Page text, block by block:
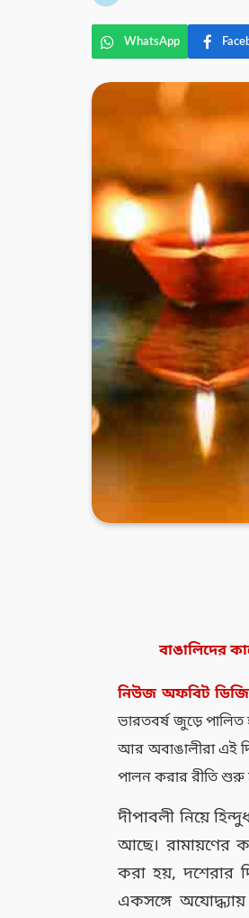
WhatsApp
বাঙালিদের
নিউজ অফবিট
ভারতবর্ষ জুড়ে
আর অবাঙালীরা এই
পালন করার রীতি শুরু
দীপাবলী নিয়ে
আছে। রামায়ণের
করা হয়, দশেরার
একসঙ্গে